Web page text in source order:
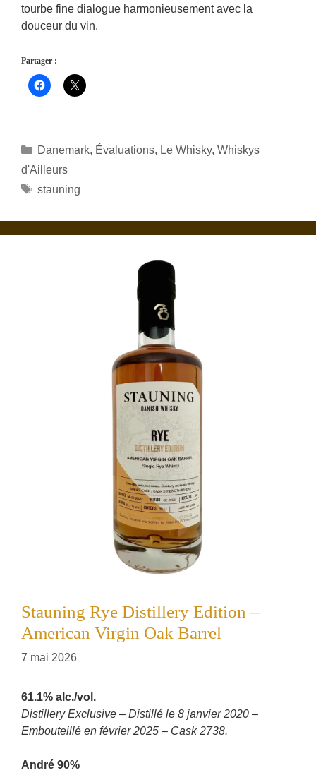
tourbe fine dialogue harmonieusement avec la
douceur du vin.
Partager :
Catégories
Danemark, Évaluations, Le Whisky, Whiskys
d'Ailleurs
Étiquettes
stauning
Stauning Rye Distillery Edition –
American Virgin Oak Barrel
7 mai 2026
61.1% alc./vol.
Distillery Exclusive – Distillé le 8 janvier 2020 –
Embouteillé en février 2025 – Cask 2738.
André 90%